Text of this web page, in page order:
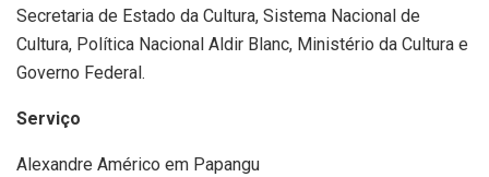
Secretaria de Estado da Cultura, Sistema Nacional de
Cultura, Política Nacional Aldir Blanc, Ministério da Cultura e
Governo Federal.
Serviço
Alexandre Américo em Papangu